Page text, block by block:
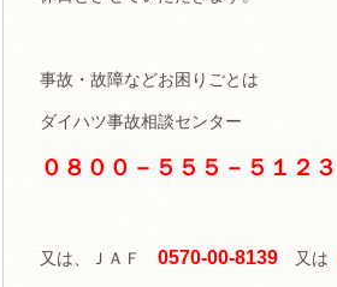
事故・故障などお困りごとは
ダイハツ事故相談センター
０８００－５５５－５１２３
又は、ＪＡＦ 0570-00-8139 又は